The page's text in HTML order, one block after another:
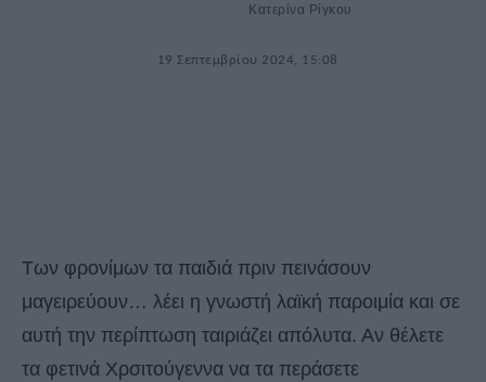
Κατερίνα Ρίγκου
19 Σεπτεμβρίου 2024, 15:08
Των φρονίμων τα παιδιά πριν πεινάσουν
μαγειρεύουν… λέει η γνωστή λαϊκή παροιμία και σε
αυτή την περίπτωση ταιριάζει απόλυτα. Αν θέλετε
τα φετινά Χρσιτούγεννα να τα περάσετε